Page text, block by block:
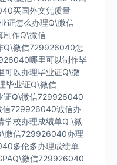
买国外文凭质量
证怎么办理Q\微信
制作Q\微信
Q\微信729926040怎
哪里可以制作毕
以办理毕业证Q\微
毕业证Q\微信
证Q\微信729926040
信729926040诚信办
校办理成绩单Q \微
微信729926040办理
多伦多办理成绩单
微信729926040